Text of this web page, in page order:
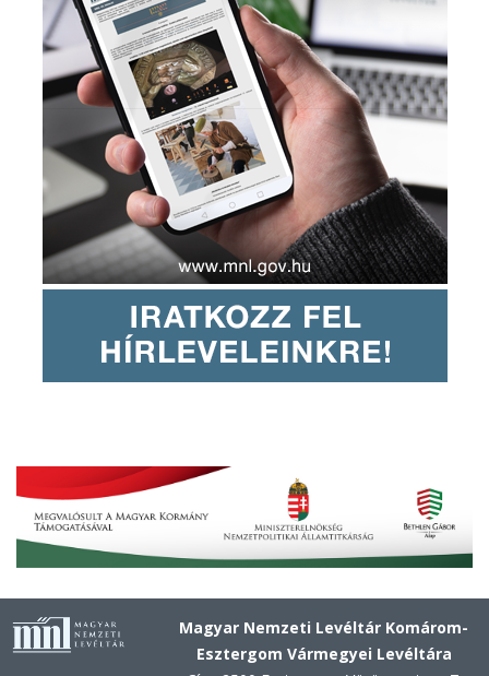
Magyar Nemzeti Levéltár Komárom-
Esztergom Vármegyei Levéltára